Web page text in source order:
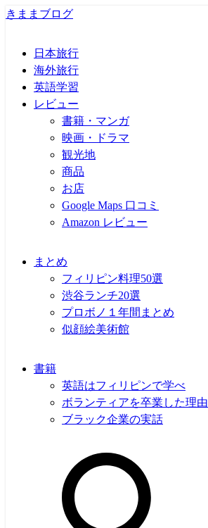
きままブログ
日本旅行
海外旅行
英語学習
レビュー
書籍・マンガ
映画・ドラマ
観光地
商品
お店
Google Maps 口コミ
Amazon レビュー
まとめ
フィリピン料理50選
渋谷ランチ20選
プロボノ１年間まとめ
似顔絵美術館
書籍
英語はフィリピンで学べ
ボランティアを卒業した理由
ブラック企業の実話